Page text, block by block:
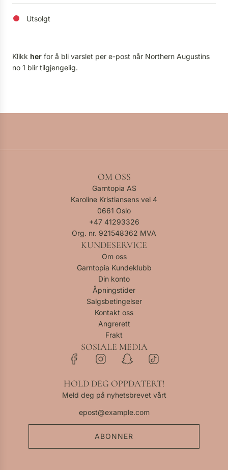
Utsolgt
Klikk her for å bli varslet per e-post når Northern Augustins
no 1 blir tilgjengelig.
OM OSS
Garntopia AS
Karoline Kristiansens vei 4
0661 Oslo
+47 41293326
Org. nr. 921548362 MVA
KUNDESERVICE
Om oss
Garntopia Kundeklubb
Din konto
Åpningstider
Salgsbetingelser
Kontakt oss
Angrerett
Frakt
SOSIALE MEDIA
HOLD DEG OPPDATERT!
Meld deg på nyhetsbrevet vårt
ABONNER